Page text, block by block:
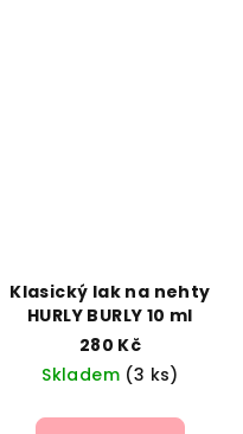
Klasický lak na nehty
HURLY BURLY 10 ml
280 Kč
Skladem (3 ks)